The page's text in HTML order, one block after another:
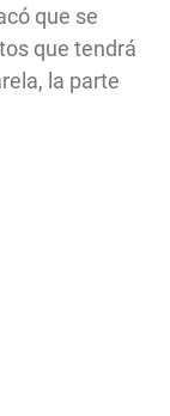
que se
que tendrá
la parte